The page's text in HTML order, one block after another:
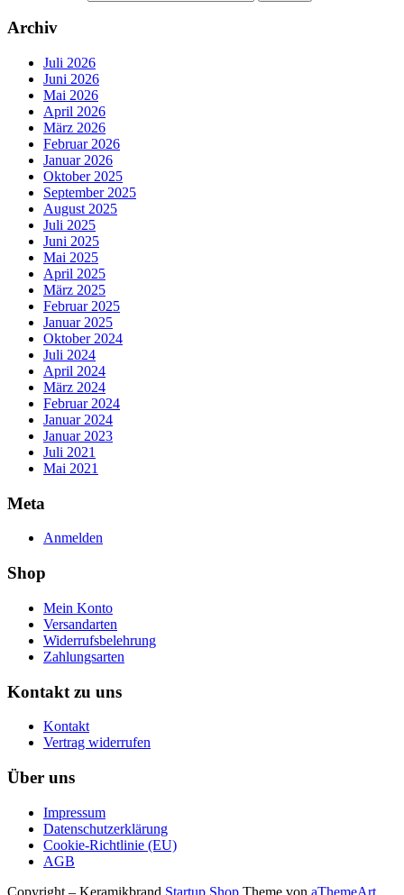
Archiv
Juli 2026
Juni 2026
Mai 2026
April 2026
März 2026
Februar 2026
Januar 2026
Oktober 2025
September 2025
August 2025
Juli 2025
Juni 2025
Mai 2025
April 2025
März 2025
Februar 2025
Januar 2025
Oktober 2024
Juli 2024
April 2024
März 2024
Februar 2024
Januar 2024
Januar 2023
Juli 2021
Mai 2021
Meta
Anmelden
Shop
Mein Konto
Versandarten
Widerrufsbelehrung
Zahlungsarten
Kontakt zu uns
Kontakt
Vertrag widerrufen
Über uns
Impressum
Datenschutzerklärung
Cookie-Richtlinie (EU)
AGB
Copyright – Keramikbrand Startup Shop Theme von aThemeArt